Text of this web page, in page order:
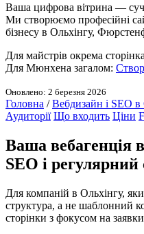
Ваша цифрова вітрина —
Ми створюємо професійні
бізнесу в Ольхінгу,
Для майстрів окрема
Для Мюнхена загалом:
Оновлено: 2 березня 2026
Головна / Вебдизайн і SEO в
Аудиторії Що входить Ціни
Ваша вебагенція
SEO і регулярний
Для компаній в Ольхінгу,
структура, а не шаблонний
сторінки з фокусом на